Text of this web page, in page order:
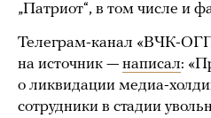
„Патриот“, в том числе и
Телеграм-канал «ВЧК-
на источник — написал:
о ликвидации медиа-
сотрудники в стадии